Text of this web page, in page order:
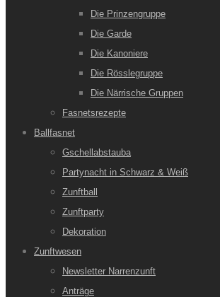
Die Prinzengruppe
Die Garde
Die Kanoniere
Die Rösslegruppe
Die Närrische Gruppen
Fasnetsrezepte
Ballfasnet
Gschellabstauba
Partynacht in Schwarz & Weiß
Zunftball
Zunftparty
Dekoration
Zunftwesen
Newsletter Narrenzunft
Anträge